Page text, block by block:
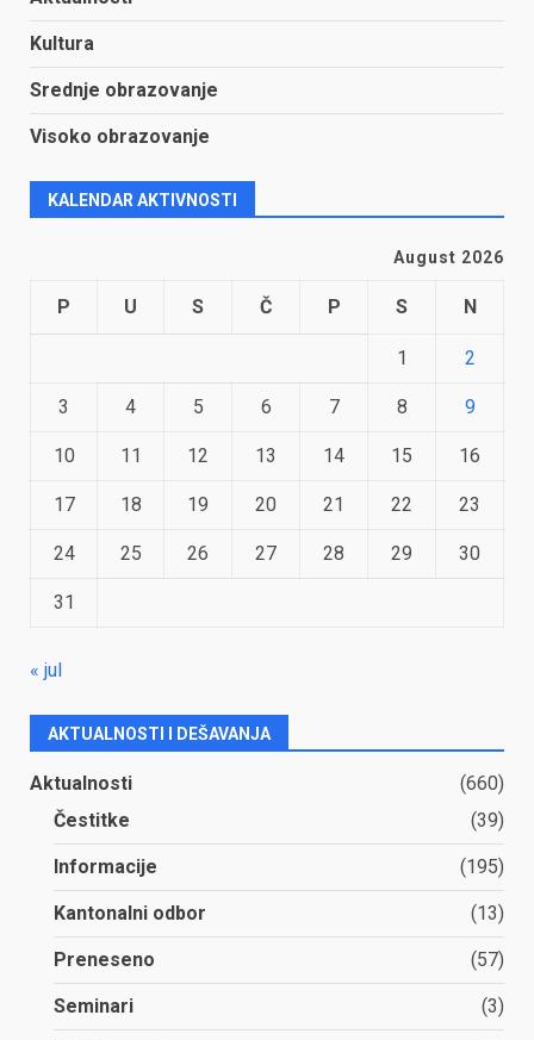
Kultura
Srednje obrazovanje
Visoko obrazovanje
KALENDAR AKTIVNOSTI
August 2026
P U S Č P S N
1 2
3 4 5 6 7 8 9
10 11 12 13 14 15 16
17 18 19 20 21 22 23
24 25 26 27 28 29 30
31
« jul
AKTUALNOSTI I DEŠAVANJA
Aktualnosti
(660)
Čestitke
(39)
Informacije (195)
Kantonalni odbor (13)
Preneseno (57)
Seminari (3)